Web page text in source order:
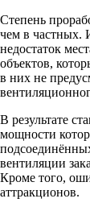
Степень
чем в частных.
недостаток
объектов,
в них не
В результате
мощности
вентиляции
Кроме того,
аттракционов.